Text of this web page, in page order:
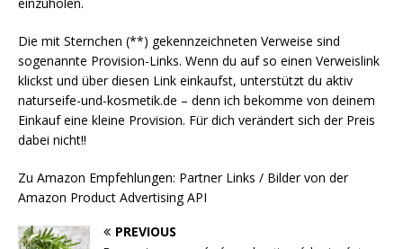
Die mit Sternchen (**) gekennzeichneten Verweise sind
sogenannte Provision-Links. Wenn du auf so einen Verweislink
klickst und über diesen Link einkaufst, unterstützt du aktiv
naturseife-und-kosmetik.de – denn ich bekomme von deinem
Einkauf eine kleine Provision. Für dich verändert sich der Preis
dabei nicht!!
Zu Amazon Empfehlungen: Partner Links / Bilder von der
Amazon Product Advertising API
PREVIOUS